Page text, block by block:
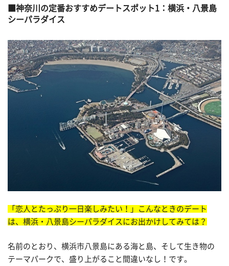
神奈川の定番おすすめデートスポット1：横浜・八景島
シーパラダイス
「恋人とたっぷり一日楽しみたい！」こんなときのデート
は、横浜・ 八景島シーパラダイスにお出かけしてみては？
名前のとおり、横浜市八景島にある海と島、そして生き物の
テーマパークで、盛り上がること間違いなし！です。